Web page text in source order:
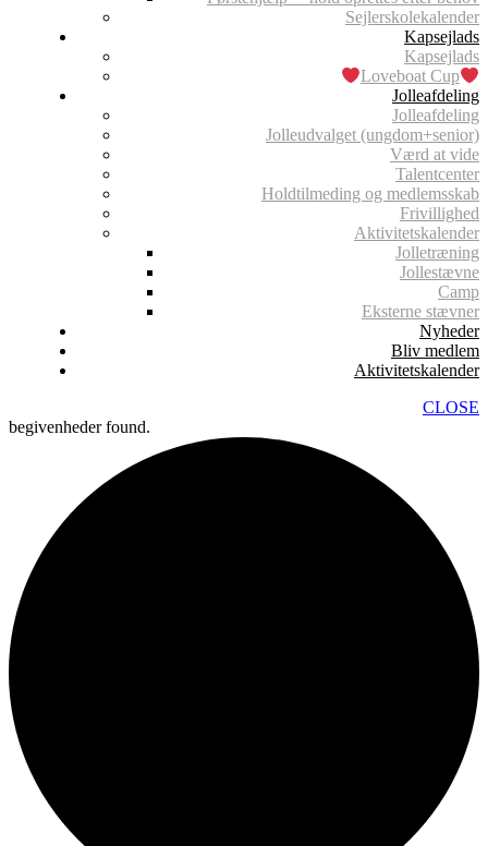
Sejlerskolekalender
Kapsejlads
Kapsejlads
Loveboat Cup
Jolleafdeling
Jolleafdeling
Jolleudvalget (ungdom+senior)
Værd at vide
Talentcenter
Holdtilmeding og medlemsskab
Frivillighed
Aktivitetskalender
Jolletræning
Jollestævne
Camp
Eksterne stævner
Nyheder
Bliv medlem
Aktivitetskalender
CLOSE
begivenheder found.